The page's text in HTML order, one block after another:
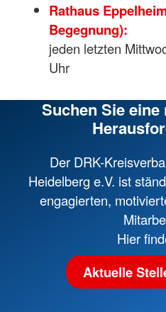
Rathaus
Begegnung):
jeden letzten
Uhr
Suchen Sie
Der DRK-
Heidelberg e.V. ist
engagierten,
Hier
Aktuelle